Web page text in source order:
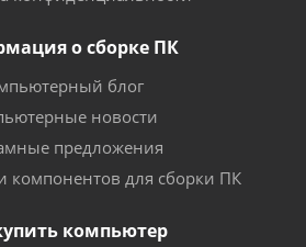
о сборке ПК
блог
новости
предложения
компонентов для сборки ПК
компьютер